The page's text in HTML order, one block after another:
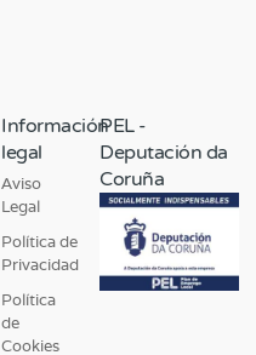
Información
legal
Aviso
Legal
Política de
Privacidad
Política
de
Cookies
PEL -
Deputación da
Coruña